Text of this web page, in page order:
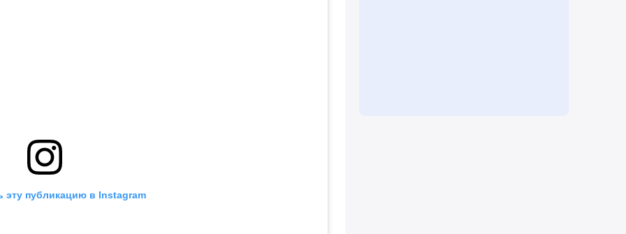
эту публикацию в Instagram